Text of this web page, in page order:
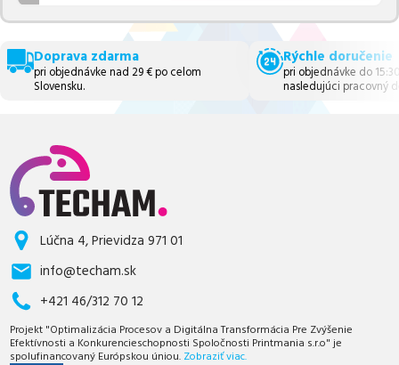
Doprava zdarma
pri objednávke nad 29 € po celom
Slovensku.
Rýchle doručenie
pri objednávke do
nasledujúci pracovný
Lúčna 4, Prievidza 971 01
info@techam.sk
+421 46/312 70 12
Projekt "Optimalizácia Procesov a Digitálna Transformácia Pre Zvýšenie
Efektívnosti a Konkurencieschopnosti Spoločnosti Printmania s.r.o" je
spolufinancovaný Európskou úniou. Zobraziť viac.